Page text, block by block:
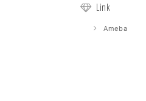
Link
Ameba